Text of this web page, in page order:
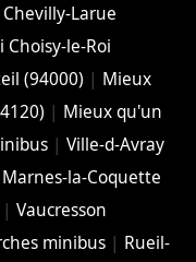
Larue
le-Roi
(94000) | Mieux
| Mieux qu'un
| Ville-d-Avray
Marnes-la-Coquette
Vaucresson
minibus | Rueil-